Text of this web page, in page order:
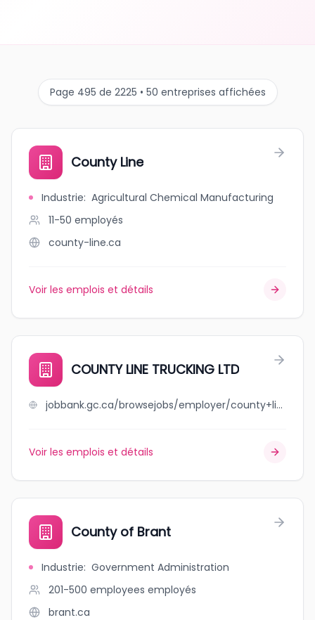
Page 495 de 2225 • 50 entreprises affichées
County Line
Industrie: Agricultural Chemical Manufacturing
11-50 employés
county-line.ca
Voir les emplois et détails
COUNTY LINE TRUCKING LTD
jobbank.gc.ca/browsejobs/employer/county+line+trucking+ltd/ca
Voir les emplois et détails
County of Brant
Industrie: Government Administration
201-500 employees employés
brant.ca